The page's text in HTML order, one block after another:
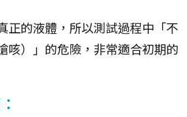
正的液體，所以測試過程中「不
咳）」的危險，非常適合初期的